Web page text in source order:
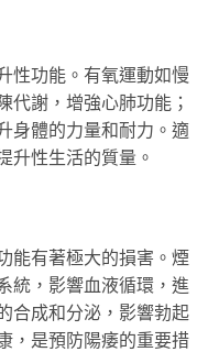
性功能。有氧運動如慢
代謝，增強心肺功能；
身體的力量和耐力。適
升性生活的質量。
能有著極大的損害。煙
統，影響血液循環，進
合成和分泌，影響勃起
，是預防陽痿的重要措